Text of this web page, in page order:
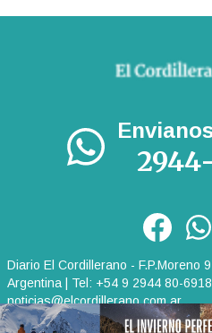
Diario El Cordillerano - F.P.Moreno
Argentina | Tel: +54 9 2944 80-
noticias@elcordillerano.com.ar
RSS|Media Kit|Políticas de